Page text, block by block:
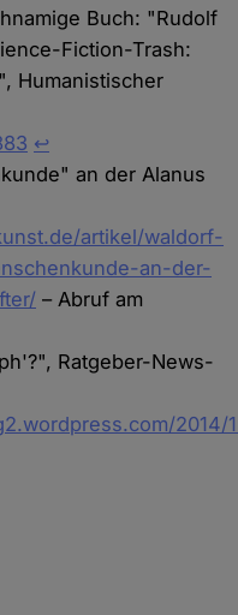
Buch: "Rudolf
Fiction-Trash:
Humanistischer
↩︎
an der Alanus
artikel/waldorf-
an-der-
– Abruf am
Ratgeber-News-
2014/